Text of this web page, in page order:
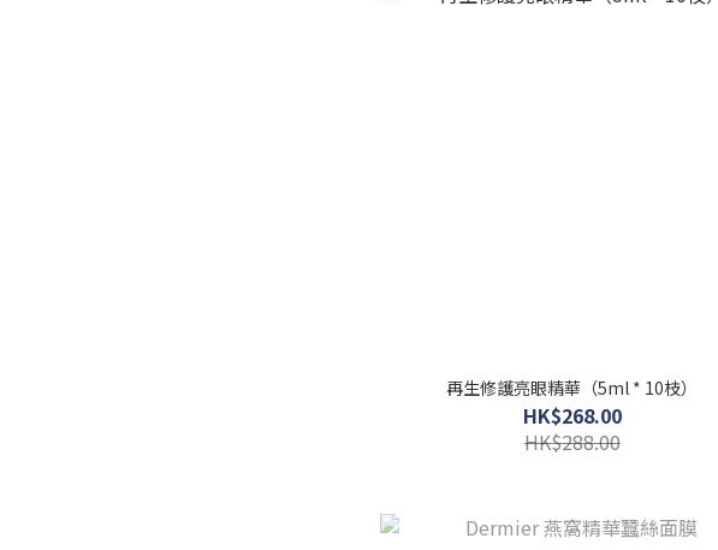
再生修護亮眼精華（5ml * 10枝）
HK$268.00
HK$288.00